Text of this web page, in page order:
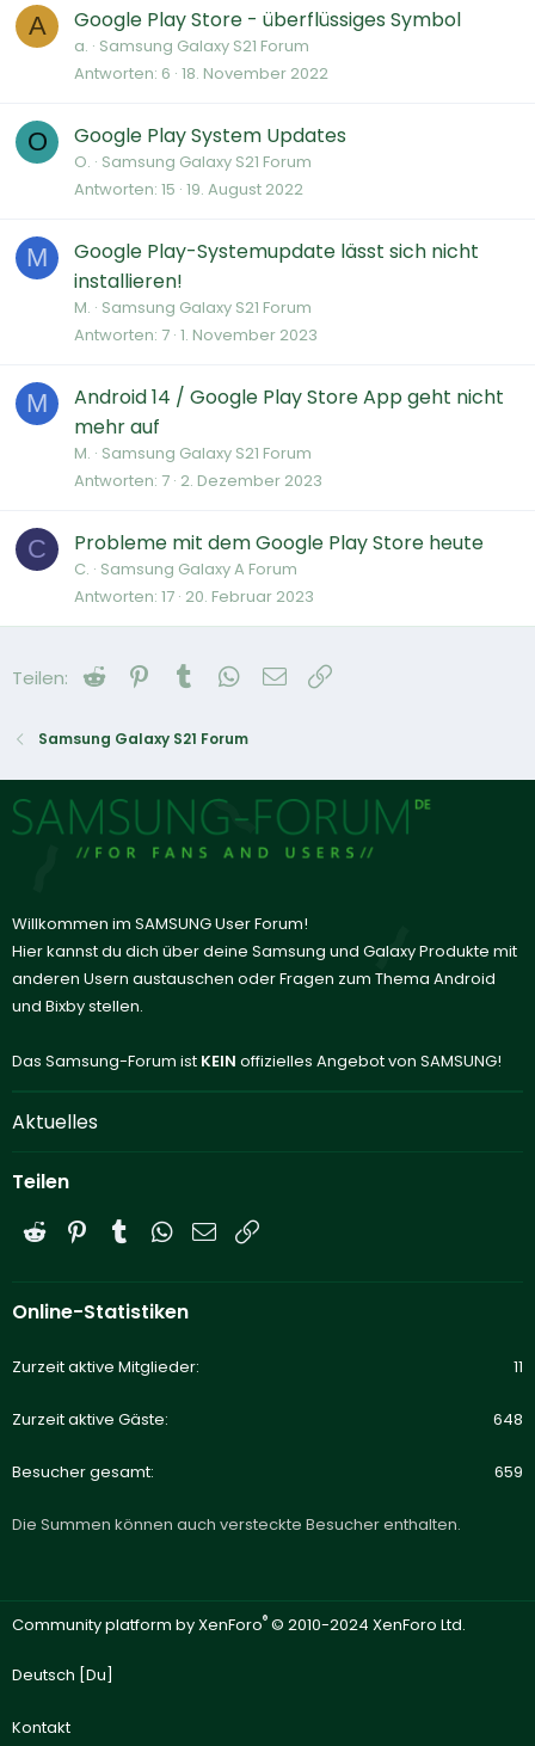
A Google Play Store - überflüssiges Symbol
a. Samsung Galaxy S21 Forum
Antworten 6 18. November 2022
O Google Play System Updates
O. Samsung Galaxy S21 Forum
Antworten 15 19. August 2022
M
Google Play-Systemupdate lässt sich nicht
installieren!
M. Samsung Galaxy S21 Forum
Antworten 7 1. November 2023
M
Android 14 / Google Play Store App geht nicht
mehr auf
M. Samsung Galaxy S21 Forum
Antworten 7 2. Dezember 2023
C Probleme mit dem Google Play Store heute
C. Samsung Galaxy A Forum
Antworten 17 20. Februar 2023
Teilen: Reddit Pinterest
Tumblr WhatsApp
E-Mail
Samsung Galaxy S21 Forum
Willkommen im SAMSUNG User Forum!
Hier kannst du dich über deine Samsung und Galaxy Produkte mit
anderen Usern austauschen oder Fragen zum Thema Android
und Bixby stellen.
Das Samsung-Forum ist KEIN offizielles Angebot von SAMSUNG!
Aktuelles
Teilen
Reddit PinterestTumblrWhatsApp
E-Mail
Online-Statistiken
Zurzeit aktive Mitglieder 11
Zurzeit aktive Gäste 648
Besucher gesamt 659
Die Summen können auch versteckte Besucher enthalten.
Community platform by XenForo® © 2010-2024 XenForo Ltd.
Deutsch [Du]
Kontakt